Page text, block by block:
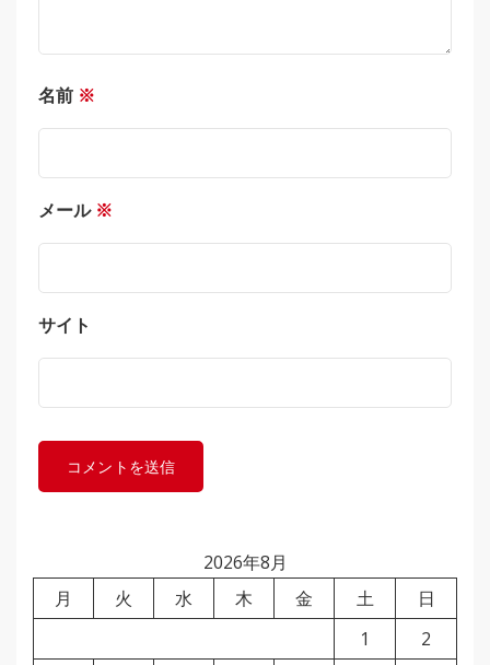
名前 ※
メール ※
サイト
2026年8月
月
火 水 木 金 土
日
1
2